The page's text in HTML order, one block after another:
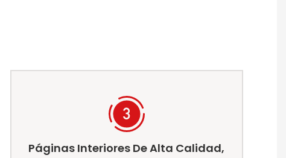
Páginas Interiores De Alta Calidad,